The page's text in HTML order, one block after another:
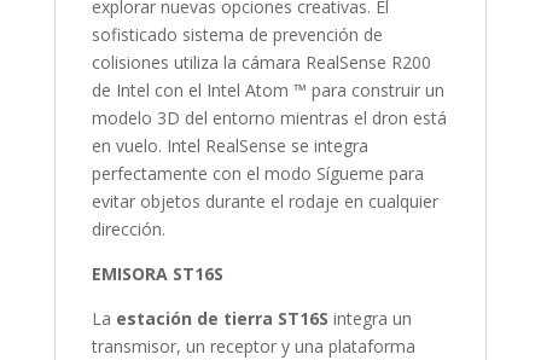
explorar nuevas opciones creativas. El
sofisticado sistema de prevención de
colisiones utiliza la cámara RealSense R200
de Intel con el Intel Atom ™ para construir un
modelo 3D del entorno mientras el dron está
en vuelo. Intel RealSense se integra
perfectamente con el modo Sígueme para
evitar objetos durante el rodaje en cualquier
dirección.
EMISORA ST16S
La estación de tierra ST16S integra un
transmisor, un receptor y una plataforma